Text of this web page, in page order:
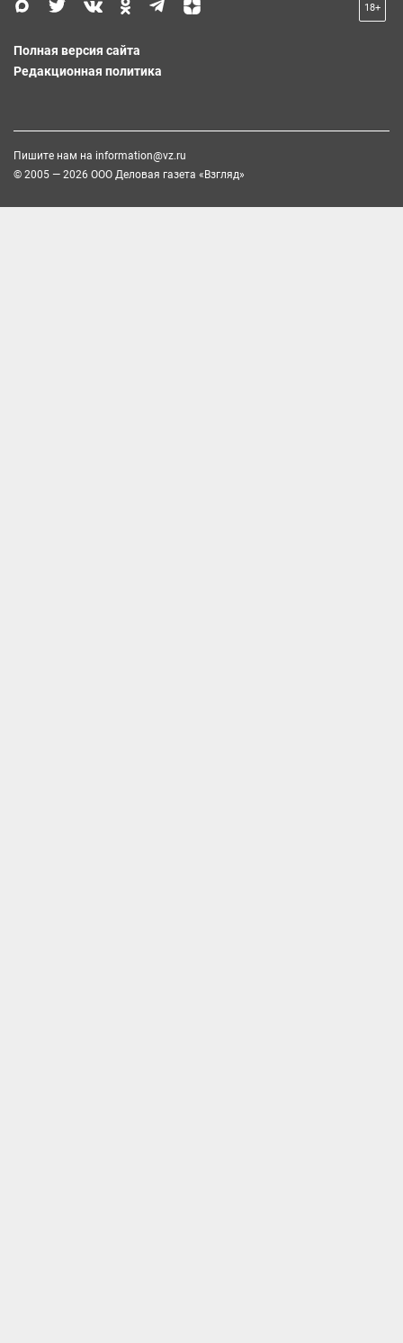
18+
Полная версия сайта
Редакционная политика
Пишите нам на information@vz.ru
© 2005 — 2026 ООО Деловая газета «Взгляд»